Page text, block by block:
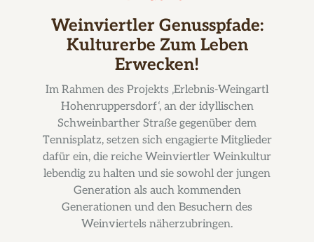
Weinviertler Genusspfade:
Kulturerbe Zum Leben
Erwecken!
Im Rahmen des Projekts ‚Erlebnis-Weingartl
Hohenruppersdorf‘, an der idyllischen
Schweinbarther Straße gegenüber dem
Tennisplatz, setzen sich engagierte Mitglieder
dafür ein, die reiche Weinviertler Weinkultur
lebendig zu halten und sie sowohl der jungen
Generation als auch kommenden
Generationen und den Besuchern des
Weinviertels näherzubringen.